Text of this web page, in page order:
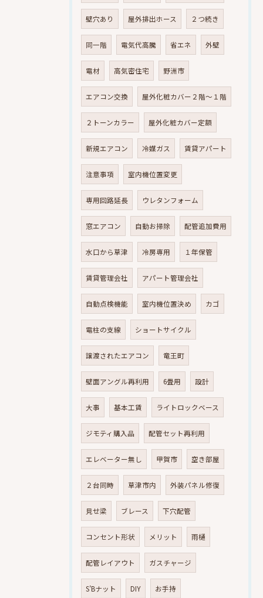
壁穴あり 屋外排出ホース ２つ続き
同一階 電気代高騰 省エネ 外壁
電材 高気密住宅 野洲市
エアコン交換 屋外化粧カバー２階～１階
２トーンカラー 屋外化粧カバー定額
新規エアコン 冷媒ガス 賃貸アパート
注意事項 室内機位置変更
専用回路延長 ウレタンフォーム
窓エアコン 自動お掃除 配管追加費用
水口から草津 冷房専用 １年保管
賃貸管理会社 アパート管理会社
自動点検機能 室内機位置決め カゴ
電柱の支線 ショートサイクル
譲渡されたエアコン 竜王町
壁面アングル再利用 6畳用 設計
大事 基本工賃 ライトロックベース
ジモティ購入品 配管セット再利用
エレベーター無し 甲賀市 空き部屋
２台同時 草津市内 外装パネル修復
見せ梁 ブレース 下穴配管
コンセント形状 メリット 雨樋
配管レイアウト ガスチャージ
S’Bナット DIY お手持